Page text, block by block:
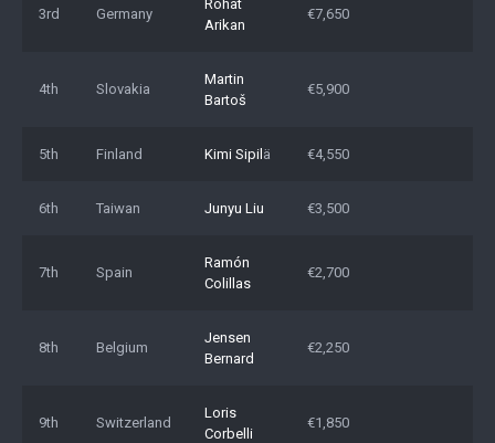
3rd Germany
Rohat
Arikan
€7,650
4th Slovakia
Martin
Bartoš
€5,900
5th Finland Kimi Sipil ä €4,550
6th Taiwan Junyu Liu €3,500
7th Spain
Ramón
Colillas
€2,700
8th Belgium
Jensen
Bernard
€2,250
9th Switzerland
Loris
Corbelli
€1,850